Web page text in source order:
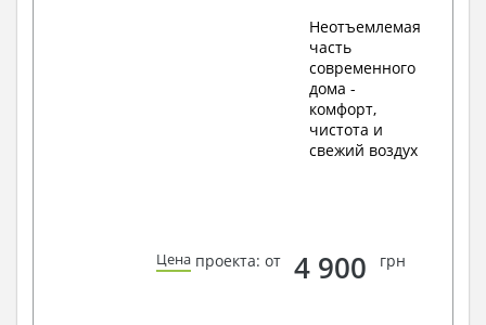
Неотъемлемая
часть
современного
дома -
комфорт,
чистота и
свежий воздух
Цена проекта: от 4 900 грн